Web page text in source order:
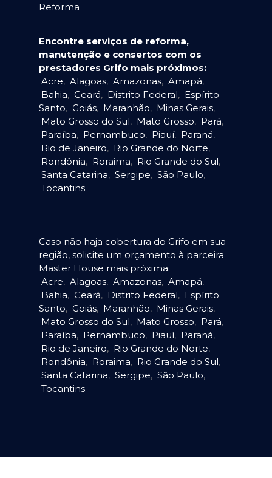
Reforma
Encontre serviços de reforma,
manutenção e consertos com os
prestadores Grifo mais próximos:
Acre, Alagoas, Amazonas, Amapá,
Bahia, Ceará, Distrito Federal, Espírito
Santo, Goiás, Maranhão, Minas Gerais,
Mato Grosso do Sul, Mato Grosso, Pará,
Paraíba, Pernambuco, Piauí, Paraná,
Rio de Janeiro, Rio Grande do Norte,
Rondônia, Roraima, Rio Grande do Sul,
Santa Catarina, Sergipe, São Paulo,
Tocantins.
Caso não haja cobertura do Grifo em sua
região, solicite um orçamento à parceira
Master House mais próxima:
Acre, Alagoas, Amazonas, Amapá,
Bahia, Ceará, Distrito Federal, Espírito
Santo, Goiás, Maranhão, Minas Gerais,
Mato Grosso do Sul, Mato Grosso, Pará,
Paraíba, Pernambuco, Piauí, Paraná,
Rio de Janeiro, Rio Grande do Norte,
Rondônia, Roraima, Rio Grande do Sul,
Santa Catarina, Sergipe, São Paulo,
Tocantins.